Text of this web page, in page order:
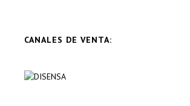
CANALES DE VENTA: